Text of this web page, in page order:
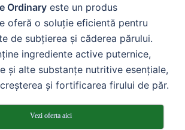
Ordinary este un produs
oferă o soluție eficientă pentru
de subțierea și căderea părului.
ingrediente active puternice,
și alte substanțe nutritive esențiale,
și fortificarea firului de păr.
Vezi oferta aici